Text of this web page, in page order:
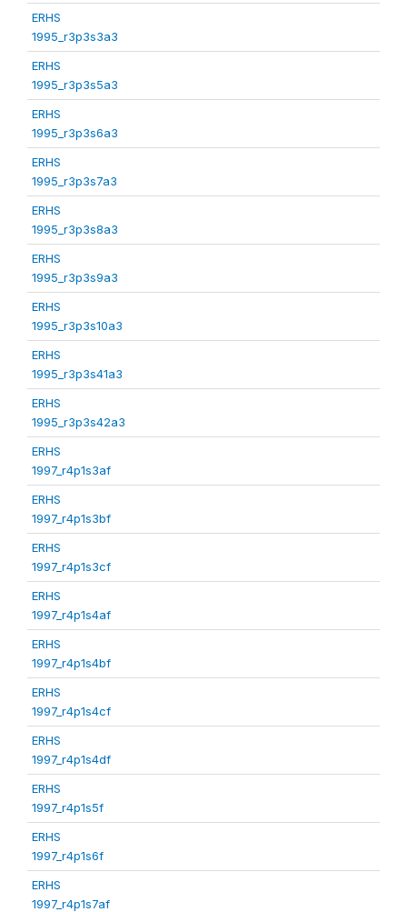
ERHS
1995_r3p3s3a3
ERHS
1995_r3p3s5a3
ERHS
1995_r3p3s6a3
ERHS
1995_r3p3s7a3
ERHS
1995_r3p3s8a3
ERHS
1995_r3p3s9a3
ERHS
1995_r3p3s10a3
ERHS
1995_r3p3s41a3
ERHS
1995_r3p3s42a3
ERHS
1997_r4p1s3af
ERHS
1997_r4p1s3bf
ERHS
1997_r4p1s3cf
ERHS
1997_r4p1s4af
ERHS
1997_r4p1s4bf
ERHS
1997_r4p1s4cf
ERHS
1997_r4p1s4df
ERHS
1997_r4p1s5f
ERHS
1997_r4p1s6f
ERHS
1997_r4p1s7af